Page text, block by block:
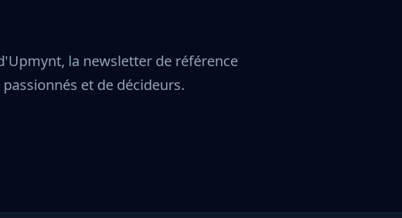
la newsletter de référence
et de décideurs.